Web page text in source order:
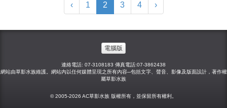
‹ 1 2(current)
3 4 ›
電腦版
連絡電話: 07-3108183 傳真電話:07-3862438
網站由草影水族維護。網站內以任何媒體呈現之所有內容─包括文字、聲音、影像及版面設計，著作權
屬草影水族
© 2005-2026 AC草影水族 版權所有，並保留所有權利。